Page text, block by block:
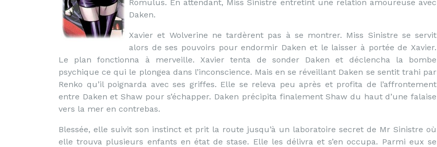
Romulus. En attendant, Miss Sinistre entretint une relation amoureuse avec
Daken.
Xavier et Wolverine ne tardèrent pas à se montrer. Miss Sinistre se servit
alors de ses pouvoirs pour endormir Daken et le laisser à portée de Xavier.
Le plan fonctionna à merveille. Xavier tenta de sonder Daken et déclencha la bombe
psychique ce qui le plongea dans l’inconscience. Mais en se réveillant Daken se sentit trahi par
Renko qu’il poignarda avec ses griffes. Elle se releva peu après et profita de l’affrontement
entre Daken et Shaw pour s’échapper. Daken précipita finalement Shaw du haut d’une falaise
vers la mer en contrebas.
Blessée, elle suivit son instinct et prit la route jusqu’à un laboratoire secret de Mr Sinistre où
elle trouva plusieurs enfants en état de stase. Elle les délivra et s’en occupa. Parmi eux se